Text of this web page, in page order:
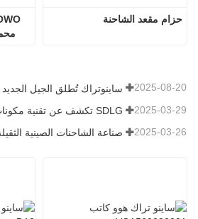
حزام مقعد الشاحنة
2025-08-20
2025-03-29
2025-03-26